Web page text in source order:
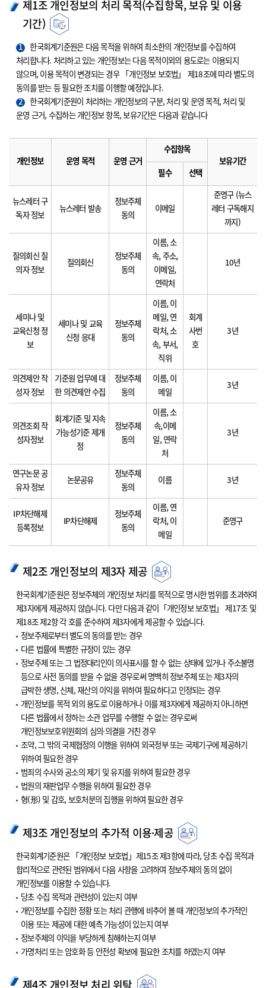
제1조 개인정보의 처리 목적(수집항목, 보유 및 이용
기간)
1
한국회계기준원은 다음 목적을 위하여 최소한의 개인정보를 수집하여
처리합니다. 처리하고 있는 개인정보는 다음 목적이외의 용도로는 이용되지
않으며, 이용 목적이 변경되는 경우 「개인정보 보호법」 제18조에 따라 별도의
동의를 받는 등 필요한 조치를 이행할 예정입니다.
2
한국회계기준원이 처리하는 개인정보의 구분, 처리 및 운영 목적, 처리 및
운영 근거, 수집하는 개인정보 항목, 보유기간은 다음과 같습니다
개인정보 운영 목적 운영 근거
수집항목
보유기간
필수
선택
뉴스레터 구
독자 정보
뉴스레터 발송
정보주체
동의
이메일
준영구 (뉴스
레터 구독해지
까지)
질의회신 질
의자 정보
질의회신
정보주체
동의
이름, 소
속, 주소,
이메일,
연락처
10년
세미나 및
교육신청 정
보
세미나 및 교육
신청 응대
정보주체
동의
이름, 이
메일, 연
락처, 소
속, 부서,
직위
회계
사번
호
3년
의견제안 작
성자 정보
기준원 업무에 대
한 의견제안 수집
정보주체
동의
이름, 이
메일
3년
의견조회 작
성자정보
회계기준 및 지속
가능성기준 제개
정
정보주체
동의
이름, 소
속,이메
일, 연락
처
3년
연구논문 공
유자 정보
논문공유
정보주체
동의
이름 3년
IP차단해제
등록정보
IP차단해제
정보주체
동의
이름, 연
락처, 이
메일
준영구
제2조 개인정보의 제3자 제공
한국회계기준원은 정보주체의 개인정보 처리를 목적으로 명시한 범위를 초과하여
제3자에게 제공하지 않습니다. 다만 다음과 같이「개인정보 보호법」 제17조 및
제18조 제2항 각 호를 준수하여 제3자에게 제공할 수 있습니다.
정보주체로부터 별도의 동의를 받는 경우
다른 법률에 특별한 규정이 있는 경우
정보주체 또는 그 법정대리인이 의사표시를 할 수 없는 상태에 있거나 주소불명
등으로 사전 동의를 받을 수 없을 경우로써 명백히 정보주체 또는 제3자의
급박한 생명, 신체, 재산의 이익을 위하여 필요하다고 인정되는 경우
개인정보를 목적 외의 용도로 이용하거나 이를 제3자에게 제공하지 아니하면
다른 법률에서 정하는 소관 업무를 수행할 수 없는 경우로써
개인정보보호위원회의 심의·의결을 거친 경우
조약, 그 밖의 국제협정의 이행을 위하여 외국정부 또는 국제기구에 제공하기
위하여 필요한 경우
범죄의 수사와 공소의 제기 및 유지를 위하여 필요한 경우
법원의 재판업무 수행을 위하여 필요한 경우
형(形) 및 감호, 보호처분의 집행을 위하여 필요한 경우
제3조 개인정보의 추가적 이용·제공
한국회계기준원은 「개인정보 보호법」제15조 제3항에 따라, 당초 수집 목적과
합리적으로 관련된 범위에서 다음 사항을 고려하여 정보주체의 동의 없이
개인정보를 이용할 수 있습니다.
당초 수집 목적과 관련성이 있는지 여부
개인정보를 수집한 정황 또는 처리 관행에 비추어 볼 때 개인정보의 추가적인
이용 또는 제공에 대한 예측 가능성이 있는지 여부
정보주체의 이익을 부당하게 침해하는지 여부
가명처리 또는 암호화 등 안전성 확보에 필요한 조치를 하였는지 여부